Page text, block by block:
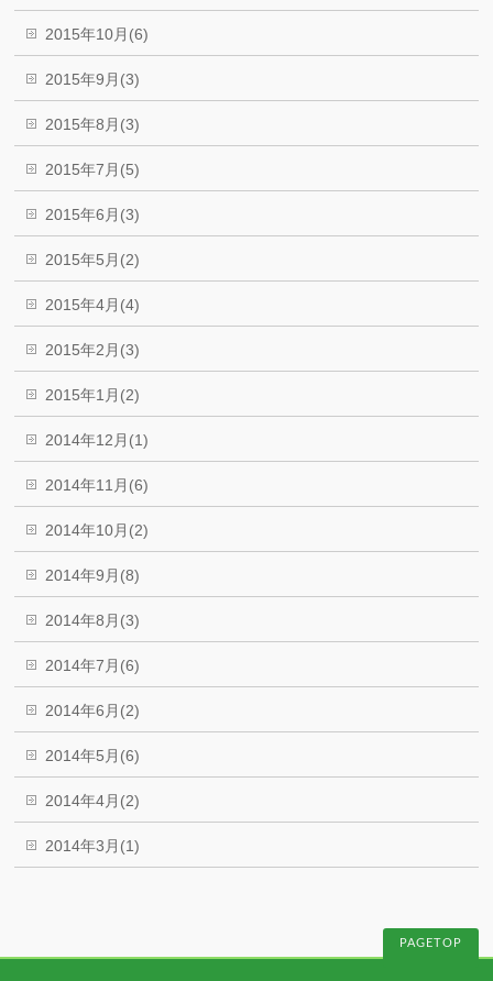
2015年10月(6)
2015年9月(3)
2015年8月(3)
2015年7月(5)
2015年6月(3)
2015年5月(2)
2015年4月(4)
2015年2月(3)
2015年1月(2)
2014年12月(1)
2014年11月(6)
2014年10月(2)
2014年9月(8)
2014年8月(3)
2014年7月(6)
2014年6月(2)
2014年5月(6)
2014年4月(2)
2014年3月(1)
PAGETOP